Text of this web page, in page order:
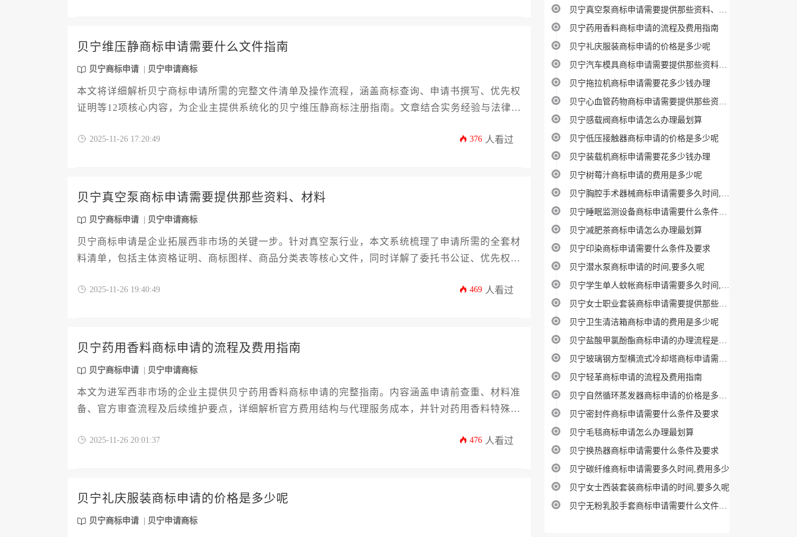
贝宁维压静商标申请需要什么文件指南
贝宁商标申请 贝宁申请商标
本文将详细解析贝宁商标申请所需的完整文件清单及操作流程，涵盖商标查询、申请书撰写、优先权
证明等12项核心内容，为企业主提供系统化的贝宁维压静商标注册指南。文章结合实务经验与法律要
2025-11-26 17:20:49 376 人看过
贝宁真空泵商标申请需要提供那些资料、材料
贝宁商标申请 贝宁申请商标
贝宁商标申请是企业拓展西非市场的关键一步。针对真空泵行业，本文系统梳理了申请所需的全套材
料清单，包括主体资格证明、商标图样、商品分类表等核心文件，同时详解了委托书公证、优先权证
局。2025-11-26 19:40:49 469 人看过
贝宁药用香料商标申请的流程及费用指南
贝宁商标申请 贝宁申请商标
本文为进军西非市场的企业主提供贝宁药用香料商标申请的完整指南。内容涵盖申请前查重、材料准
备、官方审查流程及后续维护要点，详细解析官方费用结构与代理服务成本，并针对药用香料特殊分
见注册风险。
2025-11-26 20:01:37 476 人看过
贝宁礼庆服装商标申请的价格是多少呢
贝宁商标申请 贝宁申请商标
贝宁真空泵商标申请需要提供那些资料、材料
贝宁药用香料商标申请的流程及费用指南
贝宁礼庆服装商标申请的价格是多少呢
贝宁汽车模具商标申请需要提供那些资料、材料
贝宁拖拉机商标申请需要花多少钱办理
贝宁心血管药物商标申请需要提供那些资料、材料
贝宁感载阀商标申请怎么办理最划算
贝宁低压接触器商标申请的价格是多少呢
贝宁装载机商标申请需要花多少钱办理
贝宁树莓汁商标申请的费用是多少呢
贝宁胸腔手术器械商标申请需要多久时间,费用多少
贝宁睡眠监测设备商标申请需要什么条件及要求
贝宁减肥茶商标申请怎么办理最划算
贝宁印染商标申请需要什么条件及要求
贝宁潜水泵商标申请的时间,要多久呢
贝宁学生单人蚊帐商标申请需要多久时间,费用多少
贝宁女士职业套装商标申请需要提供那些资料、材料
贝宁卫生清洁箱商标申请的费用是多少呢
贝宁盐酸甲氯酚酯商标申请的办理流程是什么呢
贝宁玻璃钢方型横流式冷却塔商标申请需要花多少钱办理
贝宁轻革商标申请的流程及费用指南
贝宁自然循环蒸发器商标申请的价格是多少呢
贝宁密封件商标申请需要什么条件及要求
贝宁毛毯商标申请怎么办理最划算
贝宁换热器商标申请需要什么条件及要求
贝宁碳纤维商标申请需要多久时间,费用多少
贝宁女士西装套装商标申请的时间,要多久呢
贝宁无粉乳胶手套商标申请需要什么文件指南